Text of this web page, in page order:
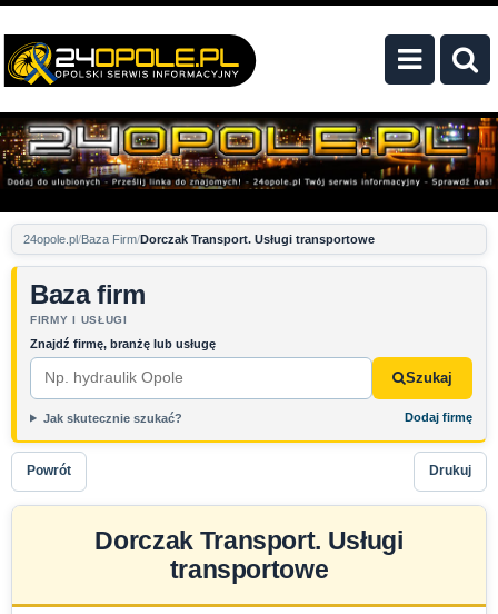
24opole.pl Baza Firm Dorczak Transport. Usługi transportowe
Baza firm
FIRMY I USŁUGI
Znajdź firmę, branżę lub usługę
Szukaj
Jak skutecznie szukać? Dodaj firmę
Powrót Drukuj
Dorczak Transport. Usługi
transportowe